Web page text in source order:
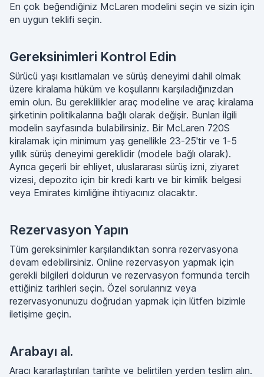
En çok beğendiğiniz McLaren modelini seçin ve sizin için
en uygun teklifi seçin.
Gereksinimleri Kontrol Edin
Sürücü yaşı kısıtlamaları ve sürüş deneyimi dahil olmak
üzere kiralama hüküm ve koşullarını karşıladığınızdan
emin olun. Bu gereklilikler araç modeline ve araç kiralama
şirketinin politikalarına bağlı olarak değişir. Bunları ilgili
modelin sayfasında bulabilirsiniz. Bir McLaren 720S
kiralamak için minimum yaş genellikle 23-25'tir ve 1-5
yıllık sürüş deneyimi gereklidir (modele bağlı olarak).
Ayrıca geçerli bir ehliyet, uluslararası sürüş izni, ziyaret
vizesi, depozito için bir kredi kartı ve bir kimlik belgesi
veya Emirates kimliğine ihtiyacınız olacaktır.
Rezervasyon Yapın
Tüm gereksinimler karşılandıktan sonra rezervasyona
devam edebilirsiniz. Online rezervasyon yapmak için
gerekli bilgileri doldurun ve rezervasyon formunda tercih
ettiğiniz tarihleri seçin. Özel sorularınız veya
rezervasyonunuzu doğrudan yapmak için lütfen bizimle
iletişime geçin.
Arabayı al.
Aracı kararlaştırılan tarihte ve belirtilen yerden teslim alın.